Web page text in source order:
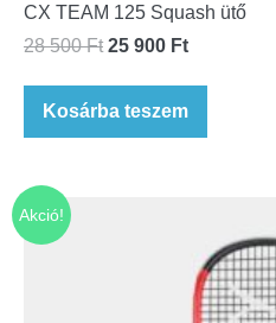
CX TEAM 125 Squash ütő
28 500Ft 25 900 Ft
Kosárba teszem
Akció!